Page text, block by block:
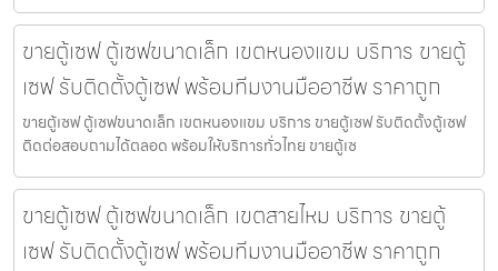
ขายตู้เซฟ ตู้เซฟขนาดเล็ก เขตหนองแขม บริการ ขายตู้
เซฟ รับติดตั้งตู้เซฟ พร้อมทีมงานมืออาชีพ ราคาถูก
ขายตู้เซฟ ตู้เซฟขนาดเล็ก เขตหนองแขม บริการ ขายตู้เซฟ รับติดตั้งตู้เซฟ
ติดต่อสอบถามได้ตลอด พร้อมให้บริการทั่วไทย ขายตู้เซ
ขายตู้เซฟ ตู้เซฟขนาดเล็ก เขตสายไหม บริการ ขายตู้
เซฟ รับติดตั้งตู้เซฟ พร้อมทีมงานมืออาชีพ ราคาถูก